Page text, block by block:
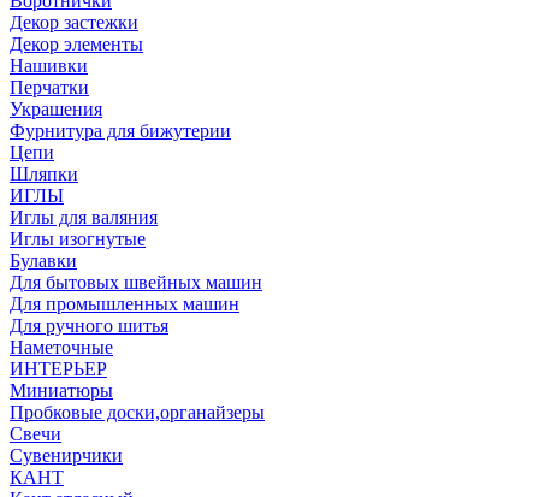
Декор застежки
Декор элементы
Нашивки
Перчатки
Украшения
Фурнитура для бижутерии
Цепи
Шляпки
ИГЛЫ
Иглы для валяния
Иглы изогнутые
Булавки
Для бытовых швейных машин
Для промышленных машин
Для ручного шитья
Наметочные
ИНТЕРЬЕР
Миниатюры
Пробковые доски,органайзеры
Свечи
Сувенирчики
КАНТ